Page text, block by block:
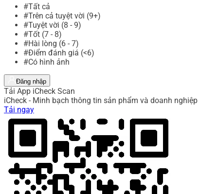
#Tất cả
#Trên cả tuyệt vời (9+)
#Tuyệt vời (8 - 9)
#Tốt (7 - 8)
#Hài lòng (6 - 7)
#Điểm đánh giá (<6)
#Có hình ảnh
Đăng nhập
Tải App iCheck Scan
iCheck - Minh bạch thông tin sản phẩm và doanh nghiệp
Tải ngay